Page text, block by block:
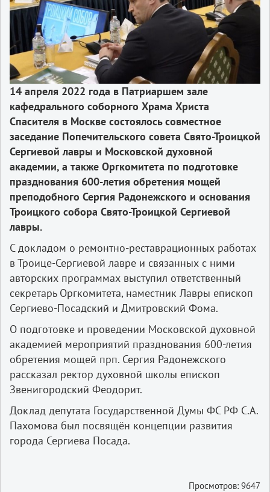
14 апреля 2022 года в Патриаршем зале
кафедрального соборного Храма Христа
Спасителя в Москве состоялось совместное
заседание Попечительского совета Свято-Троицкой
Сергиевой лавры и Московской духовной
академии, а также Оргкомитета по подготовке
празднования 600-летия обретения мощей
преподобного Сергия Радонежского и основания
Троицкого собора Свято-Троицкой Сергиевой
лавры.
С докладом о ремонтно-реставрационных работах
в Троице-Сергиевой лавре и связанных с ними
авторских программах выступил ответственный
секретарь Оргкомитета, наместник Лавры епископ
Сергиево-Посадский и Дмитровский Фома.
О подготовке и проведении Московской духовной
академией мероприятий празднования 600-летия
обретения мощей прп. Сергия Радонежского
рассказал ректор духовной школы епископ
Звенигородский Феодорит.
Доклад депутата Государственной Думы ФС РФ С.А.
Пахомова был посвящён концепции развития
города Сергиева Посада.
Просмотров: 9647